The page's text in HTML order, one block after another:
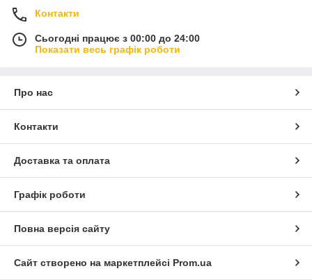
Контакти
Сьогодні працює з 00:00 до 24:00
Показати весь графік роботи
Про нас
Контакти
Доставка та оплата
Графік роботи
Повна версія сайту
Сайт створено на маркетплейсі Prom.ua